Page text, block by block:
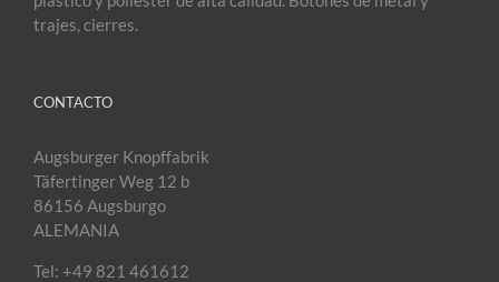
trajes, cierres.
CONTACTO
Augsburger Knopffabrik
Täfertinger Weg 12 b
86156 Augsburgo
ALEMANIA
Tel: +49 821 461612